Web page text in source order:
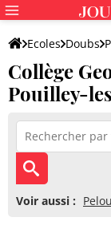
Ecoles Doubs
Collège Georges
Collège
Pouilley-
Voir aussi :